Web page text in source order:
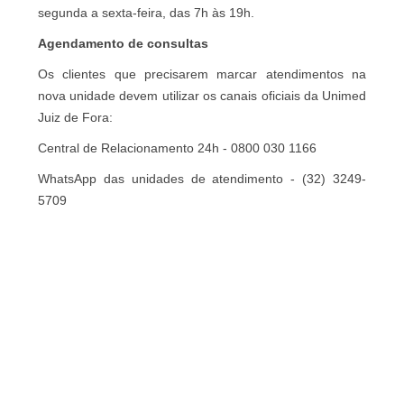
segunda a sexta-feira, das 7h às 19h.
Agendamento de consultas
Os clientes que precisarem marcar atendimentos na
nova unidade devem utilizar os canais oficiais da Unimed
Juiz de Fora:
Central de Relacionamento 24h - 0800 030 1166
WhatsApp das unidades de atendimento - (32) 3249-
5709